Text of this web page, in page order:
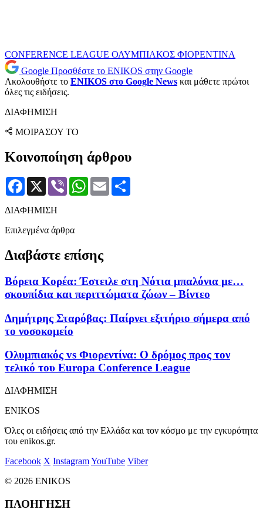
CONFERENCE LEAGUE ΟΛΥΜΠΙΑΚΟΣ ΦΙΟΡΕΝΤΙΝΑ
Google Προσθέστε το ENIKOS στην Google
Ακολουθήστε το ENIKOS στο Google News και μάθετε πρώτοι
όλες τις ειδήσεις.
ΔΙΑΦΗΜΙΣΗ
ΜΟΙΡΑΣΟΥ ΤΟ
Κοινοποίηση άρθρου
Facebook
X Viber WhatsApp
Email
ΔΙΑΦΗΜΙΣΗ
Επιλεγμένα άρθρα
Διαβάστε επίσης
Βόρεια Κορέα: Έστειλε στη Νότια μπαλόνια με…
σκουπίδια και περιττώματα ζώων – Βίντεο
Δημήτρης Σταρόβας: Παίρνει εξιτήριο σήμερα από
το νοσοκομείο
Ολυμπιακός vs Φιορεντίνα: Ο δρόμος προς τον
τελικό του Europa Conference League
ΔΙΑΦΗΜΙΣΗ
ENIKOS
Όλες οι ειδήσεις από την Ελλάδα και τον κόσμο με την εγκυρότητα
του enikos.gr.
Facebook X InstagramYouTube Viber
© 2026 ENIKOS
ΠΛΟΗΓΗΣΗ